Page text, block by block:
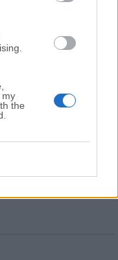
my
the
Controller